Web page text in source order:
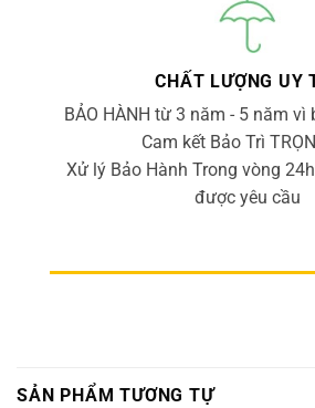
CHẤT LƯỢNG UY
BẢO HÀNH từ 3 năm - 5 năm vì
Cam kết Bảo Trì
Xử lý Bảo Hành Trong vòng
được yêu cầu
SẢN PHẨM TƯƠNG TỰ